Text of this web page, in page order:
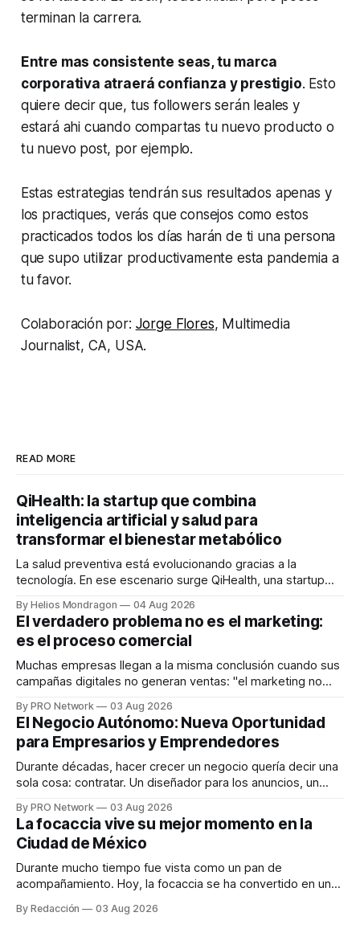
terminan la carrera.
Entre mas consistente seas, tu marca
corporativa atraerá confianza y prestigio. Esto
quiere decir que, tus followers serán leales y
estará ahi cuando compartas tu nuevo producto o
tu nuevo post, por ejemplo.
Estas estrategias tendrán sus resultados apenas y
los practiques, verás que consejos como estos
practicados todos los días harán de ti una persona
que supo utilizar productivamente esta pandemia a
tu favor.
Colaboración por: Jorge Flores, Multimedia
Journalist, CA, USA.
READ MORE
QiHealth: la startup que combina
inteligencia artificial y salud para
transformar el bienestar metabólico
La salud preventiva está evolucionando gracias a la
tecnología. En ese escenario surge QiHealth, una startup
dispositivos inteligentes, inteligencia artificial y monitoreo
en tiempo real para ayudar a las personas a tomar mejores
decisiones sobre su salud metabólica. Su propuesta busca
responder
By Helios Mondragon 04 Aug 2026
El verdadero problema no es el marketing:
es el proceso comercial
Muchas empresas llegan a la misma conclusión cuando sus
campañas digitales no generan ventas: "el marketing no
INTERIUS, el problema suele estar en otro lugar. Durante
una entrevista para el podcast SER PRO, el especialista en
marketing digital explicó que
By PRO Network 03 Aug 2026
El Negocio Autónomo: Nueva Oportunidad
para Empresarios y Emprendedores
Durante décadas, hacer crecer un negocio quería decir una
sola cosa: contratar. Un diseñador para los anuncios, un
para los textos, alguien que supiera de publicidad digital
para encontrar prospectos, un vendedor para atender
llamadas y mensajes, y —con suerte— una persona
By PRO Network 03 Aug 2026
La focaccia vive su mejor momento en la
Ciudad de México
Durante mucho tiempo fue vista como un pan de
acompañamiento. Hoy, la focaccia se ha convertido en uno
artesanal, ingredientes de calidad y experiencias que
By Redacción 03 Aug 2026